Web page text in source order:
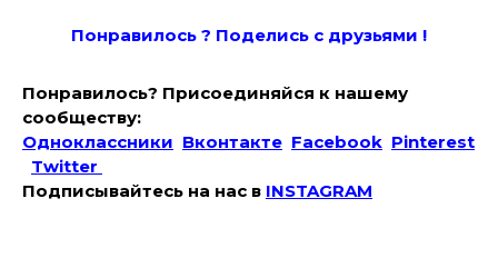
Понравилось ? Поделись с друзьями !
Понравилось? Присоединяйся к нашему
сообществу:
Одноклассники Вконтакте Facebook Pinterest
Twitter
Подписывайтесь на наc в INSTAGRAM